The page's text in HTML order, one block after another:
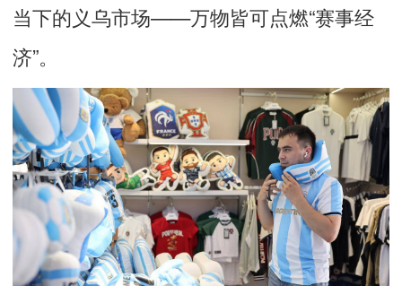
当下的义乌市场——万物皆可点燃“赛事经
济”。